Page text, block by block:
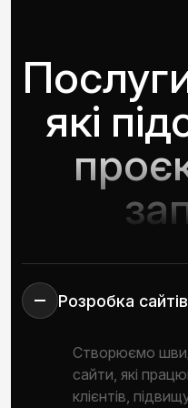
які
Розробка сайтів
Створюємо
сайти, які
клієнтів,